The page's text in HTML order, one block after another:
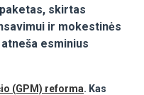
skirtas
ir mokestinės
esminius
(GPM) reforma. Kas